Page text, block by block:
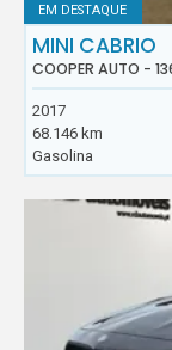
EM DESTAQUE
MINI CABRIO
COOPER AUTO -
2017
68.146 km
Gasolina